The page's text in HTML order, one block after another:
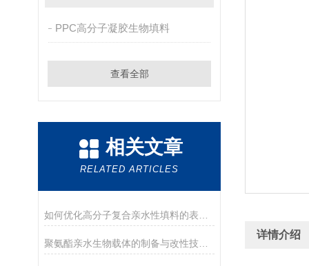
PPC高分子凝胶生物填料
查看全部
相关文章
RELATED ARTICLES
聚氨酯亲水生物载体的制备与改性技术解析
详情介绍